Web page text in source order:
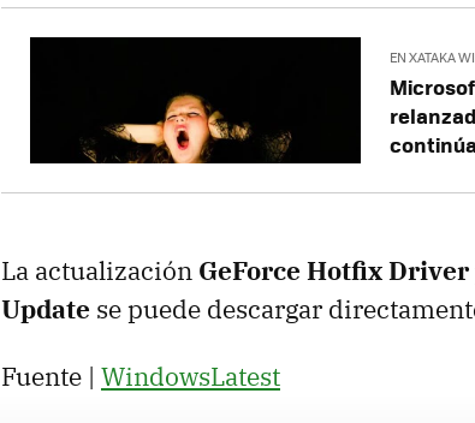
EN XATAKA
La actualización GeForce Hotfix
Update se puede descargar
Fuente | WindowsLatest